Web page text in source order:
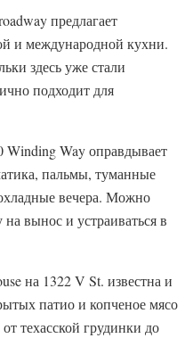
предлагает
и международной кухни.
здесь уже стали
подходит для
Way оправдывает
пальмы, туманные
вечера. Можно
вынос и устраиваться в
на 1322 V St. известна и
патио и копченое мясо
техасской грудинки до